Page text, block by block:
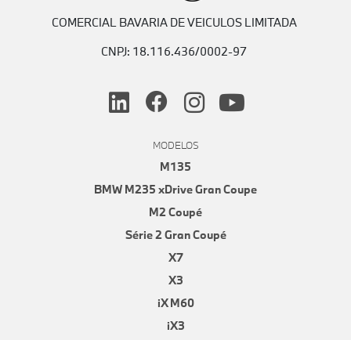
COMERCIAL BAVARIA DE VEICULOS LIMITADA
CNPJ: 18.116.436/0002-97
MODELOS
M135
BMW M235 xDrive Gran Coupe
M2 Coupé
Série 2 Gran Coupé
X7
X3
iX M60
iX3